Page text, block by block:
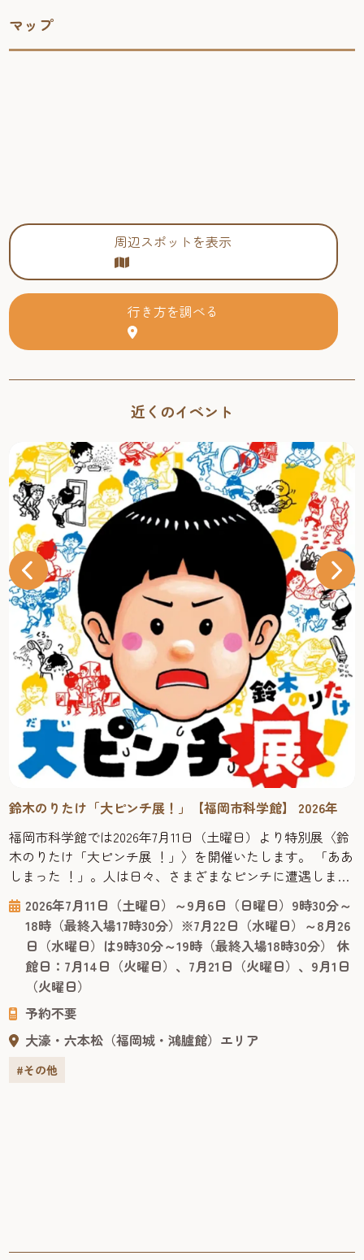
マップ
周辺スポットを表示
行き方を調べる
近くのイベント
鈴木のりたけ「大ピンチ展！」【福岡市科学館】 2026年
福岡市科学館では2026年7月11日（土曜日）より特別展〈鈴
木のりたけ「大ピンチ展 ！」〉を開催いたします。 「ああ
しまった ！」。人は日々、さまざまなピンチに遭遇しま
す。絵本作家の鈴木のりたけが息子の大ピンチからヒント
を得て作った絵本シリーズ『大ピンチずかん』（小学館）
は、多くの共感を呼び大ベストセラーとなりました。2025
年4月には最新刊『大ピンチずかん3』が出版され、勢いが
止まりません...
2026年7月11日（土曜日）～9月6日（日曜日）9時30分～
18時（最終入場17時30分）※7月22日（水曜日）～8月26
日（水曜日）は9時30分～19時（最終入場18時30分） 休
館日：7月14日（火曜日）、7月21日（火曜日）、9月1日
（火曜日）
予約不要
大濠・六本松（福岡城・鴻臚館）エリア
#その他